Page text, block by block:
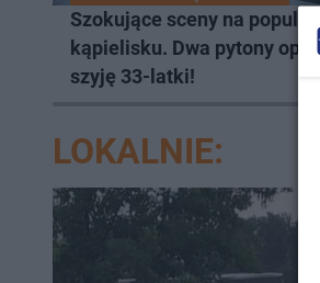
Szokujące sceny na
kąpielisku. Dwa pytony
szyję 33-latki!
LOKALNIE: